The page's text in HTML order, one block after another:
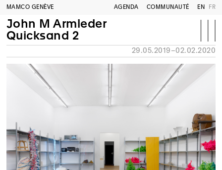
MAMCO GENÈVE AGENDA COMMUNAUTÉ EN FR
John M Armleder
Quicksand 2
29.05.2019–02.02.2020